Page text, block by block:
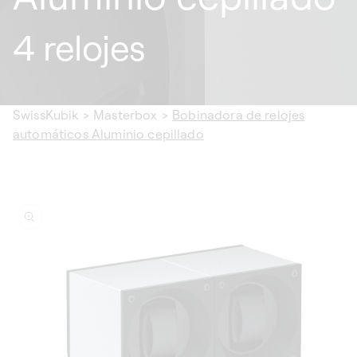
4 relojes
SwissKubik > Masterbox > Bobinadora de relojes
automáticos Aluminio cepillado